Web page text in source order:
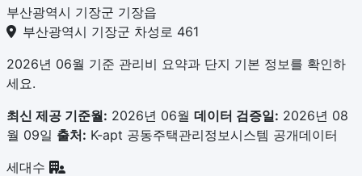
부산광역시 기장군 기장읍
부산광역시 기장군 차성로 461
2026년 06월 기준 관리비 요약과 단지 기본 정보를 확인하
세요.
최신 제공 기준월: 2026년 06월 데이터 검증일: 2026년 08
월 09일 출처: K-apt 공동주택관리정보시스템 공개데이터
세대수